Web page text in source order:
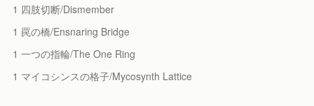
1 四肢切断/Dismember
1 罠の橋/Ensnaring Bridge
1 一つの指輪/The One Ring
1 マイコシンスの格子/Mycosynth Lattice